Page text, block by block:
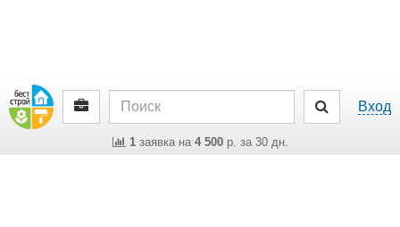
Вход
1заявка на 4 500р. за 30 дн.